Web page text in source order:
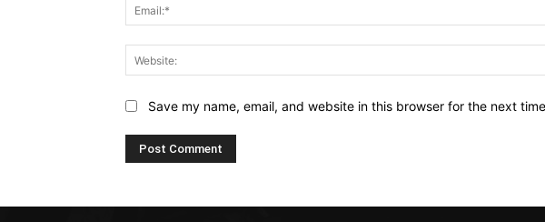
Save my name, email, and website in this browser for the next